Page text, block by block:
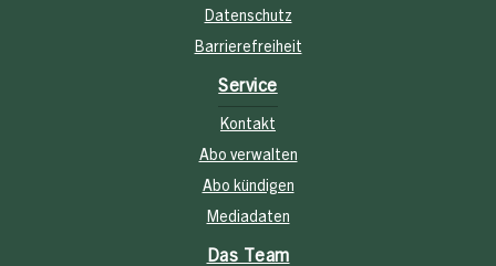
Datenschutz
Barrierefreiheit
Service
Kontakt
Abo verwalten
Abo kündigen
Mediadaten
Das Team